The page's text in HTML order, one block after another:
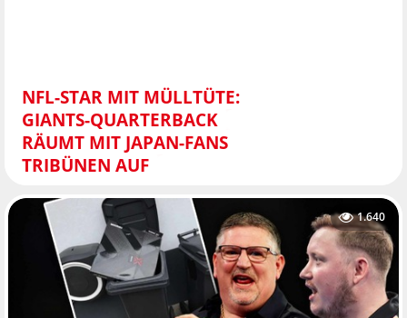
NFL-STAR MIT MÜLLTÜTE:
GIANTS-QUARTERBACK
RÄUMT MIT JAPAN-FANS
TRIBÜNEN AUF
1.640